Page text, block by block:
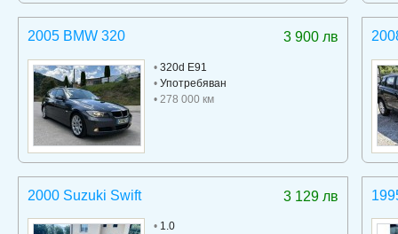
3 900 лв
2005 BMW 320
• 320d E91
• Употребяван
• 278 000 км
3 129 лв
2000 Suzuki Swift
• 1.0